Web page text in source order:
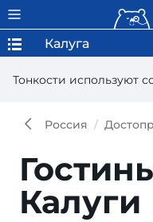
Тонкости используют
Калуга
Россия
Калуги